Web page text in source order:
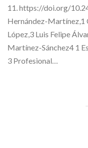
11. https://doi.org/
Hernández-Martínez,1
López,3 Luis Felipe
Martínez-Sánchez4 1
3 Profesional…